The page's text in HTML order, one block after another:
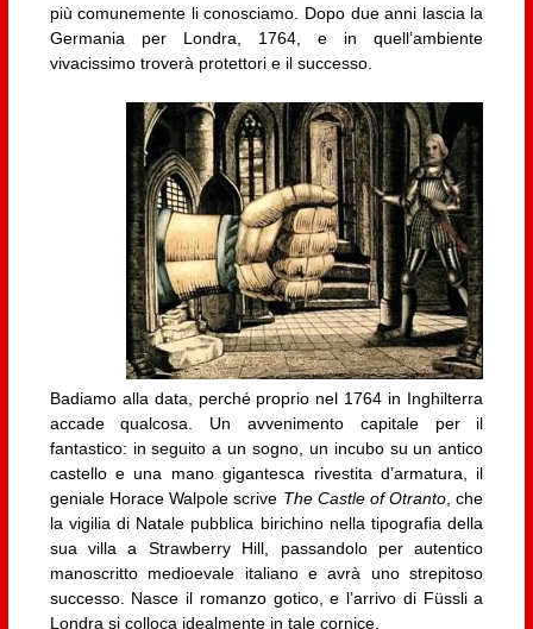
più comunemente li conosciamo. Dopo due anni lascia la
Germania per Londra, 1764, e in quell’ambiente
vivacissimo troverà protettori e il successo.
Badiamo alla data, perché proprio nel 1764 in Inghilterra
accade qualcosa. Un avvenimento capitale per il
fantastico: in seguito a un sogno, un incubo su un antico
castello e una mano gigantesca rivestita d’armatura, il
geniale Horace Walpole scrive The Castle of Otranto , che
la vigilia di Natale pubblica birichino nella tipografia della
sua villa a Strawberry Hill, passandolo per autentico
manoscritto medioevale italiano e avrà uno strepitoso
successo. Nasce il romanzo gotico, e l’arrivo di Füssli a
Londra si colloca idealmente in tale cornice.